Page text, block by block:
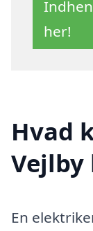
her!
Hvad
En